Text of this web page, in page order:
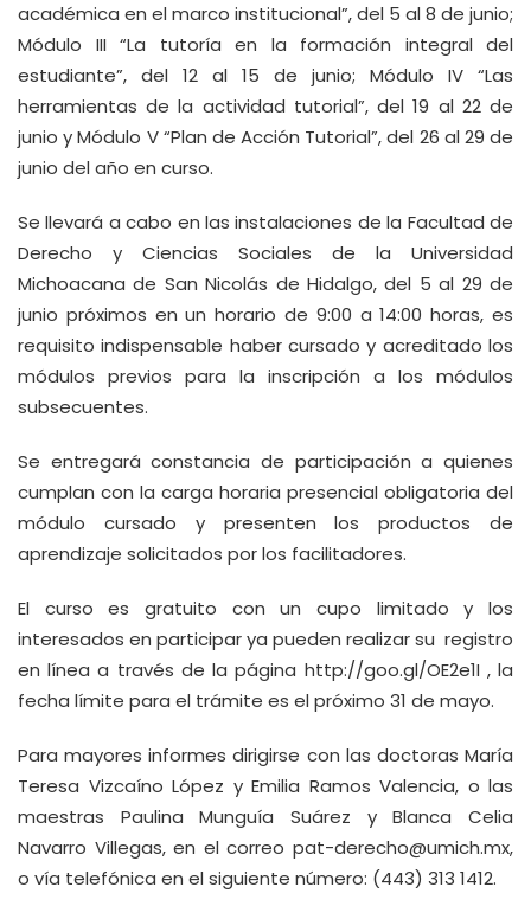
académica en el marco institucional”, del 5 al 8 de junio;
Módulo III “La tutoría en la formación integral del
estudiante”, del 12 al 15 de junio; Módulo IV “Las
herramientas de la actividad tutorial”, del 19 al 22 de
junio y Módulo V “Plan de Acción Tutorial”, del 26 al 29 de
junio del año en curso.
Se llevará a cabo en las instalaciones de la Facultad de
Derecho y Ciencias Sociales de la Universidad
Michoacana de San Nicolás de Hidalgo, del 5 al 29 de
junio próximos en un horario de 9:00 a 14:00 horas, es
requisito indispensable haber cursado y acreditado los
módulos previos para la inscripción a los módulos
subsecuentes.
Se entregará constancia de participación a quienes
cumplan con la carga horaria presencial obligatoria del
módulo cursado y presenten los productos de
aprendizaje solicitados por los facilitadores.
El curso es gratuito con un cupo limitado y los
interesados en participar ya pueden realizar su registro
en línea a través de la página http://goo.gl/OE2e1I , la
fecha límite para el trámite es el próximo 31 de mayo.
Para mayores informes dirigirse con las doctoras María
Teresa Vizcaíno López y Emilia Ramos Valencia, o las
maestras Paulina Munguía Suárez y Blanca Celia
Navarro Villegas, en el correo pat-derecho@umich.mx,
o vía telefónica en el siguiente número: (443) 313 1412.